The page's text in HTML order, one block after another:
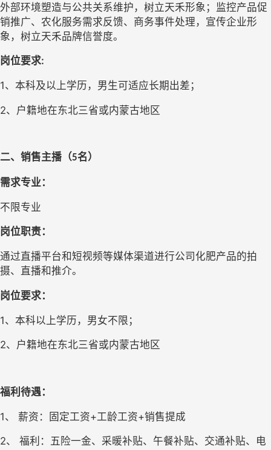
外部环境塑造与公共关系维护，树立天禾形象 ； 监控产品促
销推广、农化服务需求反馈、商务事件处理，宣传企业形
象，树立天禾品牌信誉度。
岗位要求:
1、本科及以上学历，男生可适应长期出差 ；
2、 户籍地在东北三省或内蒙古地区
二、 销售主播 （5名）
需求专业：
不限专业
岗位职责：
通过直播平台和短视频等媒体渠道进行公司化肥产品的拍
摄、直播和推介。
岗位要求：
1、本科以上学历，男女不限；
2、户籍地在东北三省或内蒙古地区
福利待遇 ：
1、 薪资： 固定工资+工龄工资+销售提成
2、 福利：五险一金、 采暖补贴、 午餐补贴、交通补贴、 电